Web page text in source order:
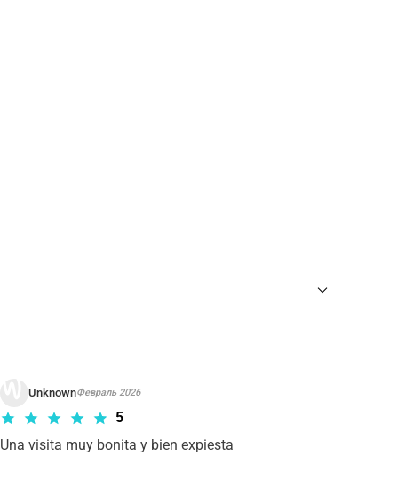
UnknownФевраль 2026
5
Una visita muy bonita y bien expiesta